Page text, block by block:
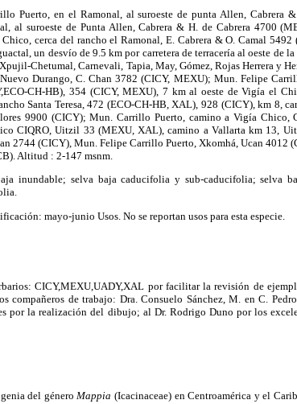
Puerto, en el Ramonal, al suroeste de punta Allen, Cabrera
al suroeste de Punta Allen, Cabrera & H. de Cabrera 4700
cerca del rancho el Ramonal, E. Cabrera & O. Camal
un desvío de 9.5 km por carretera de terracería al oeste de
Chetumal, Carnevali, Tapia, May, Gómez, Rojas Herrera y
Durango, C. Chan 3782 (CICY, MEXU); Mun. Felipe
CH-HB), 354 (CICY, MEXU), 7 km al oeste de Vigía el
Santa Teresa, 472 (ECO-CH-HB, XAL), 928 (CICY), km 8,
9900 (CICY); Mun. Carrillo Puerto, camino a Vigía Chico,
CIQRO, Uitzil 33 (MEXU, XAL), camino a Vallarta km 13,
2744 (CICY), Mun. Felipe Carrillo Puerto, Xkomhá, Ucan 4012
Altitud : 2-147 msnm.
inundable; selva baja caducifolia y sub-caducifolia; selva
mayo-junio Usos. No se reportan usos para esta especie.
CICY,MEXU,UADY,XAL por facilitar la revisión de
compañeros de trabajo: Dra. Consuelo Sánchez, M. en C.
por la realización del dibujo; al Dr. Rodrigo Duno por los
del género Mappia (Icacinaceae) en Centroamérica y el